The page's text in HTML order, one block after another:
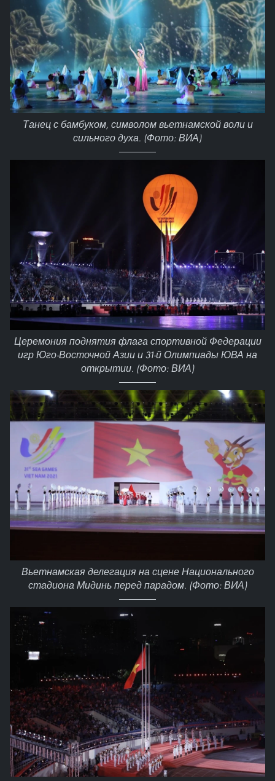
Танец с бамбуком, символом вьетнамской воли и
сильного духа. (Фото: ВИА)
Церемония поднятия флага спортивной Федерации
игр Юго-Восточной Азии и 31-й Олимпиады ЮВА на
открытии. (Фото: ВИА)
Вьетнамская делегация на сцене Национального
стадиона Мидинь перед парадом. (Фото: ВИА)